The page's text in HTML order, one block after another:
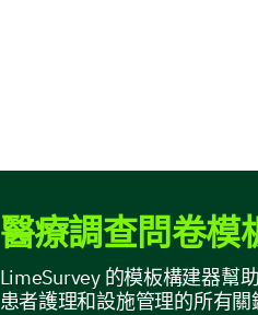
醫療調查問卷模
LimeSurvey 的模板構建器幫
患者護理和設施管理的所有關